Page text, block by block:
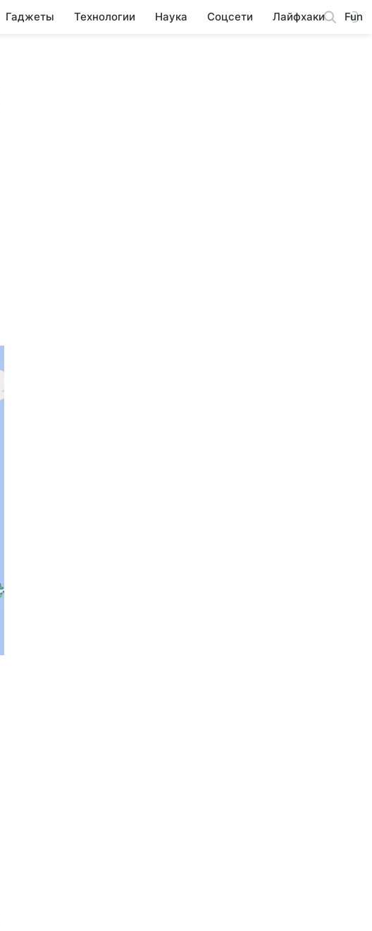
Гаджеты Технологии Наука Соцсети Лайфхаки Fun